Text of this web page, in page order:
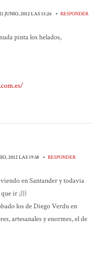
JUNIO, 2012 LAS 15:26 • RESPONDER
pinta los helados,
2012 LAS 19:38 • RESPONDER
en Santander y todavia
que ir ;)))
los de Diego Verdu en
artesanales y enormes, el de